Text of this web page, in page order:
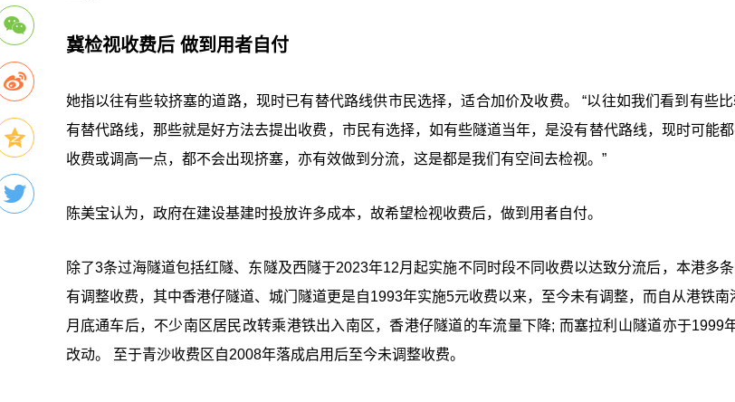
冀检视收费后 做到用者自付
她指以往有些较挤塞的道路，现时已有替代路线供市民选择，适合加价及收费。 “以往如我们看到有些
有替代路线，那些就是好方法去提出收费，市民有选择，如有些隧道当年，是没有替代路线，现时可能都
收费或调高一点，都不会出现挤塞，亦有效做到分流，这是都是我们有空间去检视。”
陈美宝认为，政府在建设基建时投放许多成本，故希望检视收费后，做到用者自付。
除了3条过海隧道包括红隧、东隧及西隧于2023年12月起实施不同时段不同收费以达致分流后，本港多
有调整收费，其中香港仔隧道、城门隧道更是自1993年实施5元收费以来，至今未有调整，而自从港铁南
月底通车后，不少南区居民改转乘港铁出入南区，香港仔隧道的车流量下降; 而塞拉利山隧道亦于1999
改动。 至于青沙收费区自2008年落成启用后至今未调整收费。